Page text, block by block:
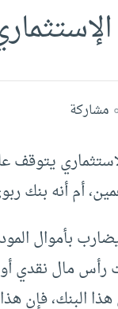
مشاركة
أم أنه بنك
بأموال
رأس مال نقدي
البنك، فإن